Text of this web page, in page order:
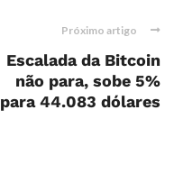
Próximo artigo
Escalada da Bitcoin
não para, sobe 5%
para 44.083 dólares